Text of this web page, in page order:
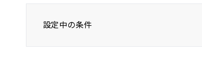
設定中の条件